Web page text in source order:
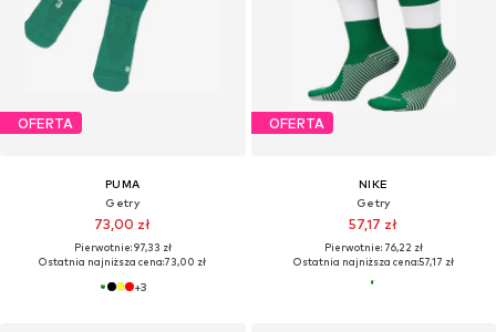
OFERTA
PUMA
Getry
73,00 zł
Pierwotnie: 97,33 zł
Ostatnia najniższa cena:73,00 zł
+3
OFERTA
NIKE
Getry
57,17 zł
Pierwotnie: 76,22 zł
Ostatnia najniższa cena:57,17 zł